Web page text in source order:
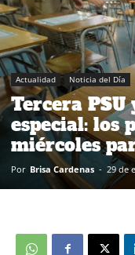
Actualidad Noticia del Día
Tercera
especial: los
miércoles
Por Brisa Cardenas - 29 de